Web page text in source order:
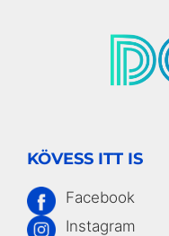
KÖVESS ITT IS
Facebook
Instagram